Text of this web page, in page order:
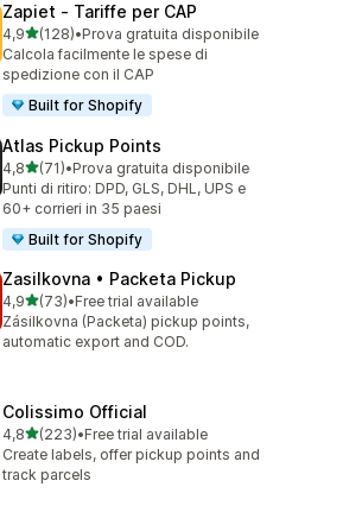
Zapiet ‑ Tariffe per CAP
4,9stelle su 5
(128)
128 recensioni totali
•Prova gratuita disponibile
Calcola facilmente le spese di
spedizione con il CAP
Built for Shopify
Atlas Pickup Points
4,8stelle su 5
(71)
71 recensioni totali
•Prova gratuita disponibile
Punti di ritiro: DPD, GLS, DHL, UPS e
60+ corrieri in 35 paesi
Built for Shopify
Zasilkovna • Packeta Pickup
4,9stelle su 5
(73)
73 recensioni totali
•Free trial available
Zásilkovna (Packeta) pickup points,
automatic export and COD.
Colissimo Official
4,8stelle su 5
(223)
223 recensioni totali
•Free trial available
Create labels, offer pickup points and
track parcels